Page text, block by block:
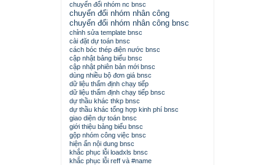
chuyển đổi nhóm nc bnsc
chuyển đổi nhóm nhân công
chuyển đổi nhóm nhân công bnsc
chỉnh sửa template bnsc
cài đặt dự toán bnsc
cách bóc thép điện nước bnsc
cập nhật bảng biểu bnsc
cập nhật phiên bản mới bnsc
dùng nhiều bộ đơn giá bnsc
dữ liệu thẩm định chạy tiếp
dữ liệu thẩm định chạy tiếp bnsc
dự thầu khác thkp bnsc
dự thầu khác tổng hợp kinh phí bnsc
giao diện dự toán bnsc
giới thiệu bảng biểu bnsc
gộp nhóm công việc bnsc
hiện ẩn nội dung bnsc
khắc phục lỗi loadxls bnsc
khắc phục lỗi reff và #name